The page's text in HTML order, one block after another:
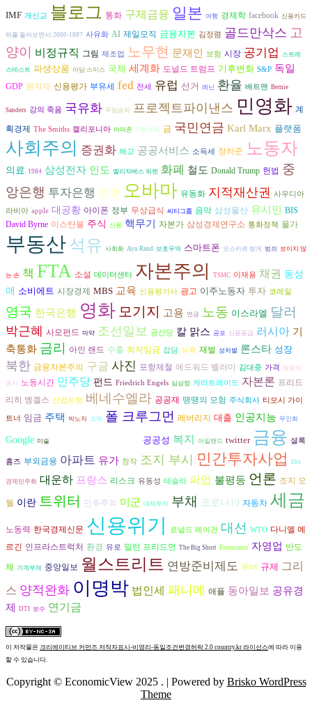
IMF 개신교 블로그 통화 구제금융 일본 여행 경제학 facebook 신용카드
뒤를 돌아보면서:2000-1887 사유화 AI 제일모직 금융자본 김정렴 골드만삭스 고
양이
비정규직 그림 제조업 노무현 문재인 보험 시장 공기업 스트레
스테스트 파생상품 아담 스미스 국채 세계화 도널드 트럼프 기후변화 S&P 독일
GDP 원자재 신용평가 부유세 fed 전세 유럽 선거 레닌 환율 배트맨 Bernie
Sanders 강의 죽음 국유화 무임승차 프로젝트파이낸스 민영화 계
획경제 The Smiths 캘리포니아 아마존 기본소득 금 국민연금 Karl Marx 플랫폼
사회주의 증권화 해고 공공서비스 소득세 장하준 노동자
의료 1984 삼성전자 인도 엘리자베스 워렌 화폐 철도 Donald Trump 헌법 중
앙은행 투자은행 은행 오바마 유동화 지적재산권 사우디아
라비아 apple 대공황 아이폰 정부 무상급식 씨티그룹 음악 삼성물산 유시민 BIS
David Byrne 이스탄불 주식 신용 핵무기 자본가 삼성경제연구소 통화정책 물가
부동산석유 사회화 Ayn Rand 보호무역 스마트폰 오스카르 랑게 범죄 보이지 않
는 손 책 FTA 소설 데이터센터 자본주의 TSMC 이재용 채권 동성
애 소비에트 시장경제 MBS 교육 신용평가사 광고 이주노동자 투자 코레일
영국 한국은행 영화 모기지 고용 연금 노동 이스라엘 달러
박근혜 사모펀드 마약 조선일보 공산당 칼 맑스 공포 신용등급 러시아 기
축통화 금리 아인 랜드 수출 최저임금 잡담 뉴욕 재벌 성차별 론스타 성장
북한 금융자본주의 구글 사진 포항제철 에드워드 벨러미 김대중 가격 쌍용자
동차 노동시간 민주당 펀드 Friedrich Engels 심상정 캐리트레이드 자본론 프리드
리히 엥겔스 산업은행 베네수엘라 공공재 땡땡의 모험 주식회사 티모시 가이
트너 임금 주택 박노자 소유 폴 크루그먼 레버리지 대출 인공지능 무인화
Google 미술 공공성 복지 아일랜드 twitter 금융 셜록
홈즈 부외금융 아파트 유가 창작 조지 부시 민간투자사업 kbs
경제민주화 대운하 프랑스 리스크 유동성 테슬라 파업 불평등 언론 조지 오
웰 이란 트위터 민주주의 미군 대체투자 부채 코로나19 자동차 세금
노동력 한국경제신문 신용위기 로널드 레이건 대선 WTO 다니엘 예
르긴 인프라스트럭처 환경 유로 밀턴 프리드먼 The Big Short Economist 자영업 반도
체 가계부채 중앙일보 월스트리트 연방준비제도 우버 규제 그리
스 양적완화 이명박 법인세 패니메 애플 동아일보 공유경
제
DTI 보수 연기금
이 저작물은 크리에이티브 커먼즈 저작자표시-비영리-동일조건변경허락 2.0 country.kr 라이선스에 따라 이용
할 수 있습니다.
Copyright © EconomicView 2025 . | Powered by Brisko WordPress
Theme